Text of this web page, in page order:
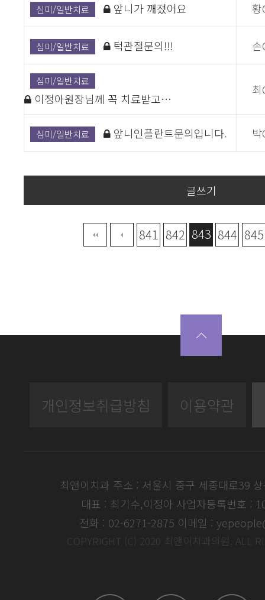
심미/일반치료 앞니가 깨졌어요 황
심미/일반치료 턱관절문의!!!
심미/일반치료
이정아원장님께 꼭 치료받고…
심미/일반치료 앞니인플란트문의입니다.
글쓰기
841 842 843 844 845
개인정보취급방침 이용약관
최앤이치과 주소 : 서울시 중구 세종대로39
대표 : 최기수,이정아 사업자등록번호 :
전화 : 02-6271-2875 이메일 :
COPYRIGHT (C) 2020 최앤이치과의원. ALL